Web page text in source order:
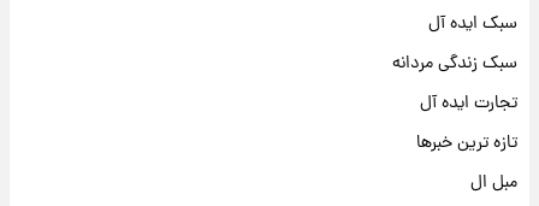
سبک ایده آل
سبک زندگی مردانه
تجارت ایده آل
تازه ترین خبرها
مبل ال